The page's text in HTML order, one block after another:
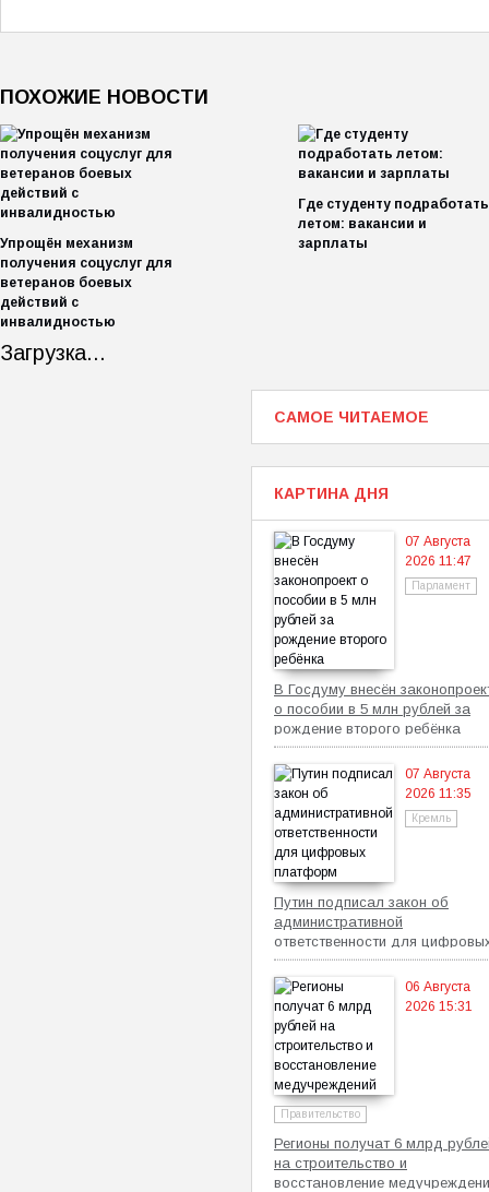
ПОХОЖИЕ НОВОСТИ
Упрощён механизм
получения соцуслуг для
ветеранов боевых
действий с
инвалидностью
Где студенту подработать
летом: вакансии и
зарплаты
Загрузка...
САМОЕ ЧИТАЕМОЕ
КАРТИНА ДНЯ
07 Августа
2026 11:47
Парламент
В Госдуму внесён
о пособии в 5 млн рублей за
рождение второго ребёнка
07 Августа
2026 11:35
Кремль
Путин подписал закон об
административной
ответственности для
платформ
06 Августа
2026 15:31
Правительство
Регионы получат 6 млрд
на строительство и
восстановление